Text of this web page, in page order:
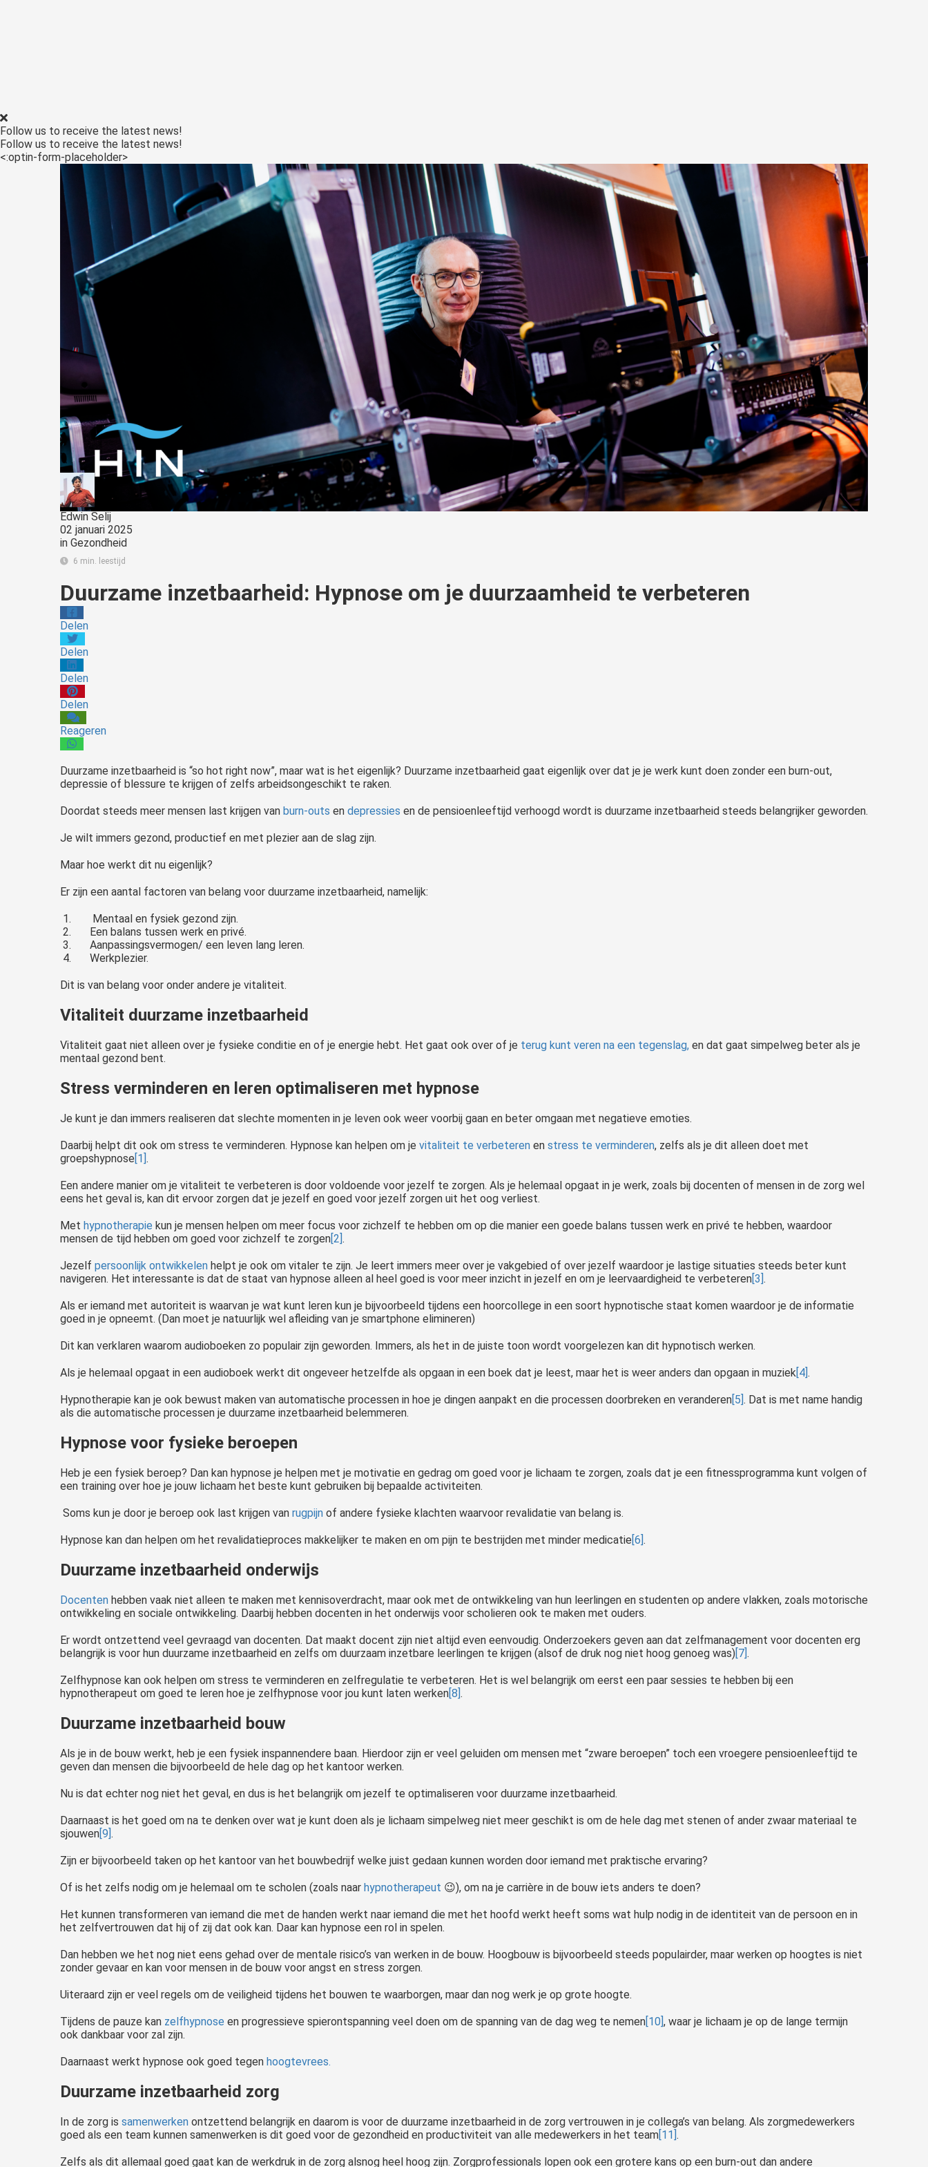
Follow us to receive the latest news!
Follow us to receive the latest news!
<:optin-form-placeholder>
Edwin Selij
02 januari 2025
in Gezondheid
6 min. leestijd
Duurzame inzetbaarheid: Hypnose om je duurzaamheid te verbeteren
Delen
Delen
Delen
Delen
Reageren
Duurzame inzetbaarheid is “so hot right now”, maar wat is het eigenlijk? Duurzame inzetbaarheid gaat eigenlijk over dat je je werk kunt doen zonder een burn-out,
depressie of blessure te krijgen of zelfs arbeidsongeschikt te raken.
Doordat steeds meer mensen last krijgen van burn-outs en depressies en de pensioenleeftijd verhoogd wordt is duurzame inzetbaarheid steeds belangrijker geworden.
Je wilt immers gezond, productief en met plezier aan de slag zijn.
Maar hoe werkt dit nu eigenlijk?
Er zijn een aantal factoren van belang voor duurzame inzetbaarheid, namelijk:
Mentaal en fysiek gezond zijn.
Een balans tussen werk en privé.
Aanpassingsvermogen/ een leven lang leren.
Werkplezier.
Dit is van belang voor onder andere je vitaliteit.
Vitaliteit duurzame inzetbaarheid
Vitaliteit gaat niet alleen over je fysieke conditie en of je energie hebt. Het gaat ook over of je terug kunt veren na een tegenslag, en dat gaat simpelweg beter als je
mentaal gezond bent.
Stress verminderen en leren optimaliseren met hypnose
Je kunt je dan immers realiseren dat slechte momenten in je leven ook weer voorbij gaan en beter omgaan met negatieve emoties.
Daarbij helpt dit ook om stress te verminderen. Hypnose kan helpen om je vitaliteit te verbeteren en stress te verminderen, zelfs als je dit alleen doet met
groepshypnose[1].
Een andere manier om je vitaliteit te verbeteren is door voldoende voor jezelf te zorgen. Als je helemaal opgaat in je werk, zoals bij docenten of mensen in de zorg wel
eens het geval is, kan dit ervoor zorgen dat je jezelf en goed voor jezelf zorgen uit het oog verliest.
Met hypnotherapie kun je mensen helpen om meer focus voor zichzelf te hebben om op die manier een goede balans tussen werk en privé te hebben, waardoor
mensen de tijd hebben om goed voor zichzelf te zorgen[2].
Jezelf persoonlijk ontwikkelen helpt je ook om vitaler te zijn. Je leert immers meer over je vakgebied of over jezelf waardoor je lastige situaties steeds beter kunt
navigeren. Het interessante is dat de staat van hypnose alleen al heel goed is voor meer inzicht in jezelf en om je leervaardigheid te verbeteren[3].
Als er iemand met autoriteit is waarvan je wat kunt leren kun je bijvoorbeeld tijdens een hoorcollege in een soort hypnotische staat komen waardoor je de informatie
goed in je opneemt. (Dan moet je natuurlijk wel afleiding van je smartphone elimineren)
Dit kan verklaren waarom audioboeken zo populair zijn geworden. Immers, als het in de juiste toon wordt voorgelezen kan dit hypnotisch werken.
Als je helemaal opgaat in een audioboek werkt dit ongeveer hetzelfde als opgaan in een boek dat je leest, maar het is weer anders dan opgaan in muziek[4].
Hypnotherapie kan je ook bewust maken van automatische processen in hoe je dingen aanpakt en die processen doorbreken en veranderen[5]. Dat is met name handig
als die automatische processen je duurzame inzetbaarheid belemmeren.
Hypnose voor fysieke beroepen
Heb je een fysiek beroep? Dan kan hypnose je helpen met je motivatie en gedrag om goed voor je lichaam te zorgen, zoals dat je een fitnessprogramma kunt volgen of
een training over hoe je jouw lichaam het beste kunt gebruiken bij bepaalde activiteiten.
Soms kun je door je beroep ook last krijgen van rugpijn of andere fysieke klachten waarvoor revalidatie van belang is.
Hypnose kan dan helpen om het revalidatieproces makkelijker te maken en om pijn te bestrijden met minder medicatie[6].
Duurzame inzetbaarheid onderwijs
Docenten hebben vaak niet alleen te maken met kennisoverdracht, maar ook met de ontwikkeling van hun leerlingen en studenten op andere vlakken, zoals motorische
ontwikkeling en sociale ontwikkeling. Daarbij hebben docenten in het onderwijs voor scholieren ook te maken met ouders.
Er wordt ontzettend veel gevraagd van docenten. Dat maakt docent zijn niet altijd even eenvoudig. Onderzoekers geven aan dat zelfmanagement voor docenten erg
belangrijk is voor hun duurzame inzetbaarheid en zelfs om duurzaam inzetbare leerlingen te krijgen (alsof de druk nog niet hoog genoeg was)[7].
Zelfhypnose kan ook helpen om stress te verminderen en zelfregulatie te verbeteren. Het is wel belangrijk om eerst een paar sessies te hebben bij een
hypnotherapeut om goed te leren hoe je zelfhypnose voor jou kunt laten werken[8].
Duurzame inzetbaarheid bouw
Als je in de bouw werkt, heb je een fysiek inspannendere baan. Hierdoor zijn er veel geluiden om mensen met “zware beroepen” toch een vroegere pensioenleeftijd te
geven dan mensen die bijvoorbeeld de hele dag op het kantoor werken.
Nu is dat echter nog niet het geval, en dus is het belangrijk om jezelf te optimaliseren voor duurzame inzetbaarheid.
Daarnaast is het goed om na te denken over wat je kunt doen als je lichaam simpelweg niet meer geschikt is om de hele dag met stenen of ander zwaar materiaal te
sjouwen[9].
Zijn er bijvoorbeeld taken op het kantoor van het bouwbedrijf welke juist gedaan kunnen worden door iemand met praktische ervaring?
Of is het zelfs nodig om je helemaal om te scholen (zoals naar hypnotherapeut 😉), om na je carrière in de bouw iets anders te doen?
Het kunnen transformeren van iemand die met de handen werkt naar iemand die met het hoofd werkt heeft soms wat hulp nodig in de identiteit van de persoon en in
het zelfvertrouwen dat hij of zij dat ook kan. Daar kan hypnose een rol in spelen.
Dan hebben we het nog niet eens gehad over de mentale risico’s van werken in de bouw. Hoogbouw is bijvoorbeeld steeds populairder, maar werken op hoogtes is niet
zonder gevaar en kan voor mensen in de bouw voor angst en stress zorgen.
Uiteraard zijn er veel regels om de veiligheid tijdens het bouwen te waarborgen, maar dan nog werk je op grote hoogte.
Tijdens de pauze kan zelfhypnose en progressieve spierontspanning veel doen om de spanning van de dag weg te nemen[10], waar je lichaam je op de lange termijn
ook dankbaar voor zal zijn.
Daarnaast werkt hypnose ook goed tegen hoogtevrees.
Duurzame inzetbaarheid zorg
In de zorg is samenwerken ontzettend belangrijk en daarom is voor de duurzame inzetbaarheid in de zorg vertrouwen in je collega’s van belang. Als zorgmedewerkers
goed als een team kunnen samenwerken is dit goed voor de gezondheid en productiviteit van alle medewerkers in het team[11].
Zelfs als dit allemaal goed gaat kan de werkdruk in de zorg alsnog heel hoog zijn. Zorgprofessionals lopen ook een grotere kans op een burn-out dan andere